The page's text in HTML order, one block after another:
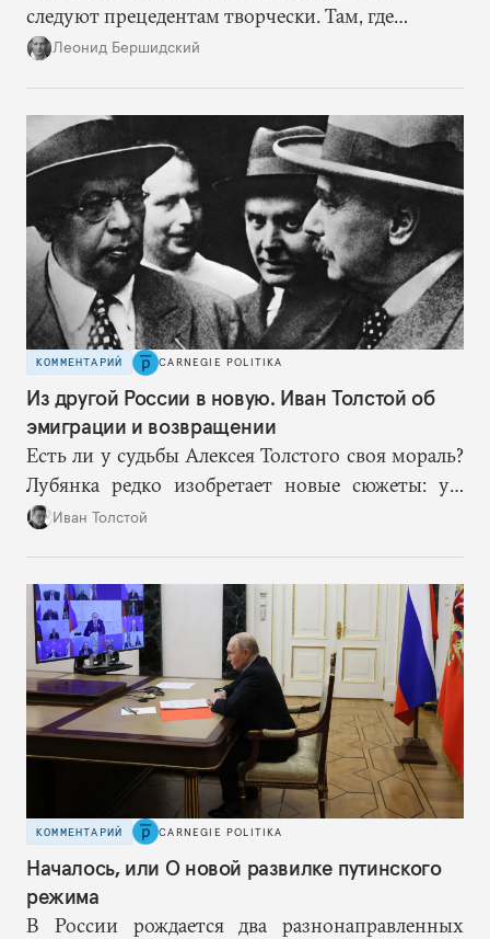
следуют прецедентам творчески. Там, где
нацисты торопились в революционном угаре,
сериям ограничений и перекрывая вскрывшиеся
в процессе лазейки.
Леонид Бершидский
КОММЕНТАРИЙ CARNEGIE POLITIKA
Из другой России в новую. Иван Толстой об
эмиграции и возвращении
Есть ли у судьбы Алексея Толстого своя мораль?
Лубянка редко изобретает новые сюжеты: уж
больно хорошо срабатывают старые.
Иван Толстой
КОММЕНТАРИЙ CARNEGIE POLITIKA
Началось, или О новой развилке путинского
режима
В России рождается два разнонаправленных